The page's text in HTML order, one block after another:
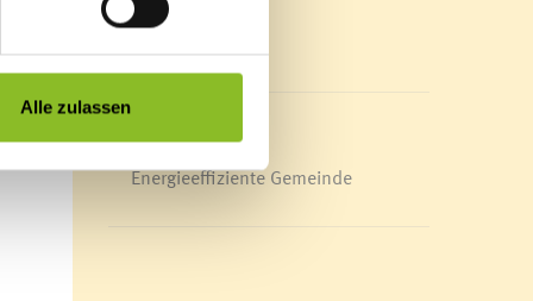
Alle zulassen
Mediathek
Energieeffiziente Gemeinde